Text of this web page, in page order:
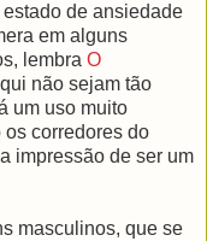
de ansiedade
em alguns
lembra O
não sejam tão
um uso muito
corredores do
impressão de ser um
masculinos, que se